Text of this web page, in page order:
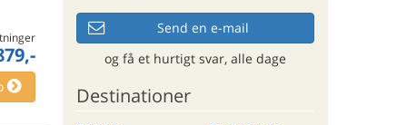
Send en e-mail
og få et hurtigt svar, alle dage
Destinationer